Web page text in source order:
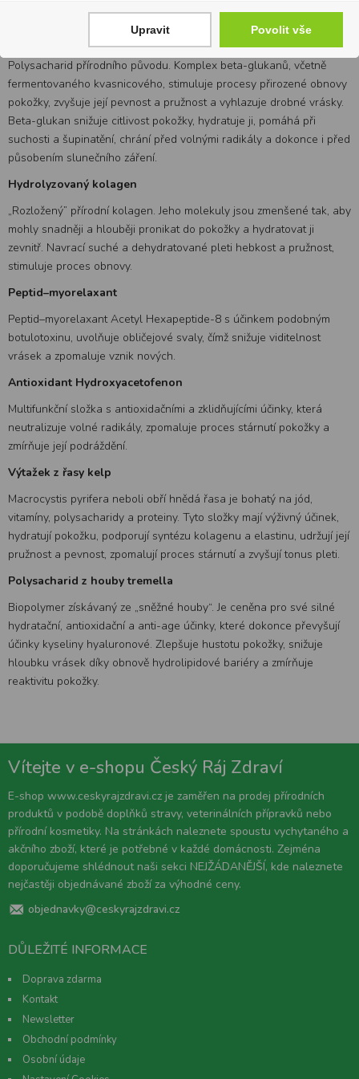
ochranné funkce a zmírňovat zarudnutí i citlivost.
Polysacharid přírodního původu. Komplex beta-glukanů, včetně
fermentovaného kvasnicového, stimuluje procesy přirozené obnovy
pokožky, zvyšuje její pevnost a pružnost a vyhlazuje drobné vrásky.
Beta-glukan snižuje citlivost pokožky, hydratuje ji, pomáhá při
suchosti a šupinatění, chrání před volnými radikály a dokonce i před
působením slunečního záření.
Hydrolyzovaný kolagen
„Rozložený” přírodní kolagen. Jeho molekuly jsou zmenšené tak, aby
mohly snadněji a hlouběji pronikat do pokožky a hydratovat ji
zevnitř. Navrací suché a dehydratované pleti hebkost a pružnost,
stimuluje proces obnovy.
Peptid–myorelaxant
Peptid–myorelaxant Acetyl Hexapeptide-8 s účinkem podobným
botulotoxinu, uvolňuje obličejové svaly, čímž snižuje viditelnost
vrásek a zpomaluje vznik nových.
Antioxidant Hydroxyacetofenon
Multifunkční složka s antioxidačními a zklidňujícími účinky, která
neutralizuje volné radikály, zpomaluje proces stárnutí pokožky a
zmírňuje její podráždění.
Výtažek z řasy kelp
Macrocystis pyrifera neboli obří hnědá řasa je bohatý na jód,
vitamíny, polysacharidy a proteiny. Tyto složky mají výživný účinek,
hydratují pokožku, podporují syntézu kolagenu a elastinu, udržují její
pružnost a pevnost, zpomalují proces stárnutí a zvyšují tonus pleti.
Polysacharid z houby tremella
Biopolymer získávaný ze „sněžné houby“. Je ceněna pro své silné
hydratační, antioxidační a anti-age účinky, které dokonce převyšují
účinky kyseliny hyaluronové. Zlepšuje hustotu pokožky, snižuje
hloubku vrásek díky obnově hydrolipidové bariéry a zmírňuje
reaktivitu pokožky.
Vítejte v e-shopu Český Ráj Zdraví
E-shop www.ceskyrajzdravi.cz je zaměřen na prodej přírodních
produktů v podobě doplňků stravy, veterinálních přípravků nebo
přírodní kosmetiky. Na stránkách naleznete spoustu vychytaného a
akčního zboží, které je potřebné v každé domácnosti. Zejména
doporučujeme shlédnout naši sekci NEJŽÁDANĚJŠÍ, kde naleznete
nejčastěji objednávané zboží za výhodné ceny.
objednavky@ceskyrajzdravi.cz
DŮLEŽITÉ INFORMACE
Doprava zdarma
Kontakt
Newsletter
Obchodní podmínky
Osobní údaje
Upravit Povolit vše